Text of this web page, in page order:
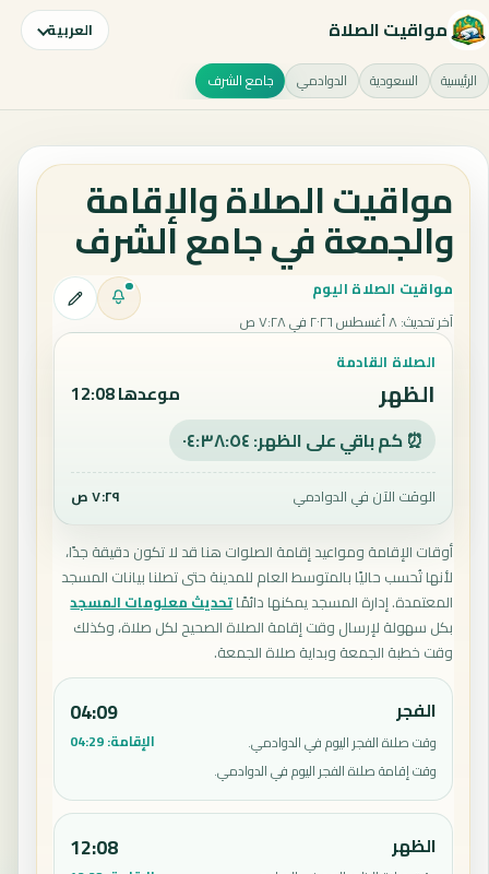
مواقيت الصلاة العربية
الرئيسية السعودية الدوادمي جامع الشرف
مواقيت الصلاة والإقامة
والجمعة في جامع الشرف
مواقيت الصلاة اليوم
آخر تحديث:٨ أغسطس ٢٠٢٦ في ٧:٢٨ ص
الصلاة القادمة
الظهر موعدها 12:08
⏰ كم باقي على الظهر: ٠٤:٣٨:٥٤
الوقت الآن في الدوادمي ٧:٢٩ ص
أوقات الإقامة ومواعيد إقامة الصلوات هنا قد لا تكون دقيقة جدًا،
لأنها تُحسب حاليًا بالمتوسط العام للمدينة حتى تصلنا بيانات المسجد
المعتمدة. إدارة المسجد يمكنها دائمًاتحديث معلومات المسجد
بكل سهولة لإرسال وقت إقامة الصلاة الصحيح لكل صلاة، وكذلك
وقت خطبة الجمعة وبداية صلاة الجمعة.
الفجر
وقت صلاة الفجر اليوم في الدوادمي.
وقت إقامة صلاة الفجر اليوم في الدوادمي.
04:09
الإقامة:04:29
الظهر 12:08